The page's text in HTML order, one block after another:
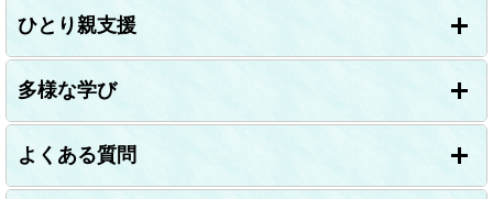
ひとり親支援
多様な学び
よくある質問